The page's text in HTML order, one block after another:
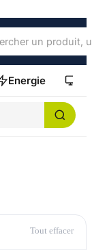
Energie
Tout effacer